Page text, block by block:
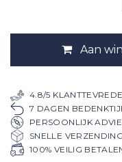
Aan
4.8/5
7 DAGEN
PERSOONLIJK
SNELLE
100% VEILIG